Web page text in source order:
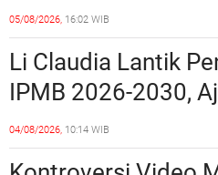
Penipuan Kavling
Miliaran Rupiah,
Polda Kepri Jalan di
Tempat?
05/08/2026, 16:02 WIB
Li Claudia Lantik
IPMB 2026-2030,
Perkuat Kerukunan
Sinergi dengan
04/08/2026, 10:14 WIB